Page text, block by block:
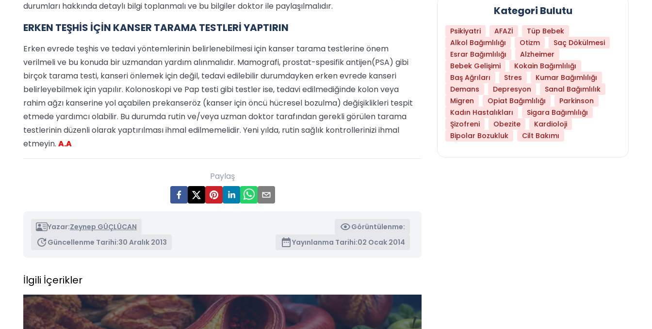
durumları hakkında detaylı bilgi toplanmalı ve bu bilgiler doktor ile paylaşılmalıdır.
ERKEN TEŞHİS İÇİN KANSER TARAMA TESTLERİ YAPTIRIN
Erken evrede teşhis ve tedavi yöntemlerinin belirlenebilmesi için kanser tarama testlerine önem
verilmeli ve bu konuda bir uzmandan yardım alınmalıdır. Mamografi, prostat-spesifik antijen(PSA) gibi
birçok tarama testi, kanseri önlemek için değil, tedavi edilebilir durumdayken erken evrede kanseri
belirleyebilmek için yapılır. Kolonoskopi ve Pap testi gibi testler ise, tedavi edilmediğinde kolon veya
rahim ağzı kanserine yol açabilen prekanseröz (kanser için öncü hücresel bozulma) değişiklikleri tespit
etmede yardımcı olabilir. Bu durumda rutin ve/veya uzman doktor tarafından gerekli görülen tarama
testlerinin düzenli olarak yaptırılması ihmal edilmemelidir. Yeni yılda, rutin sağlık kontrollerinizi ihmal
etmeyin. A.A
Paylaş
Yazar:Zeynep GÜÇLÜCAN
Görüntülenme:
Güncellenme Tarihi:30 Aralık 2013 Yayınlanma Tarihi:02 Ocak 2014
İlgili İçerikler
Kategori Bulutu
Psikiyatri AFAZİ
Tüp Bebek
Alkol Bağımlılığı
Otizm
Saç Dökülmesi
Esrar Bağımlılığı
Alzheimer
Bebek Gelişimi
Kokain Bağımlılığı
Baş Ağrıları
Stres
Kumar Bağımlılığı
Demans
Depresyon
Sanal Bağımlılık
Migren
Opiat Bağımlılığı
Parkinson
Kadın Hastalıkları
Sigara Bağımlılığı
Şizofreni
Obezite
Kardioloji
Bipolar Bozukluk
Cilt Bakımı